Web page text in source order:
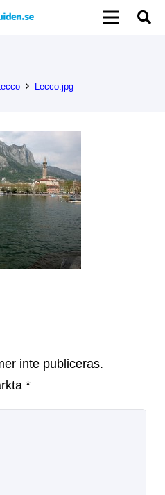
Lecco.jpg
inte publiceras.
*